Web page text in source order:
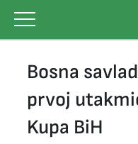
content
Bosna
prvoj
Kupa BiH